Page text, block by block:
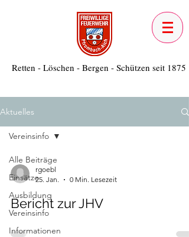
Retten - Löschen - Bergen - Schützen seit 1875
Aktuelles
Alle Beiträge
Einsätze
Ausbildung
Vereinsinfo
Informationen
Vereinsinfo
rgoebl
25. Jan.
0 Min. Lesezeit
Bericht zur JHV